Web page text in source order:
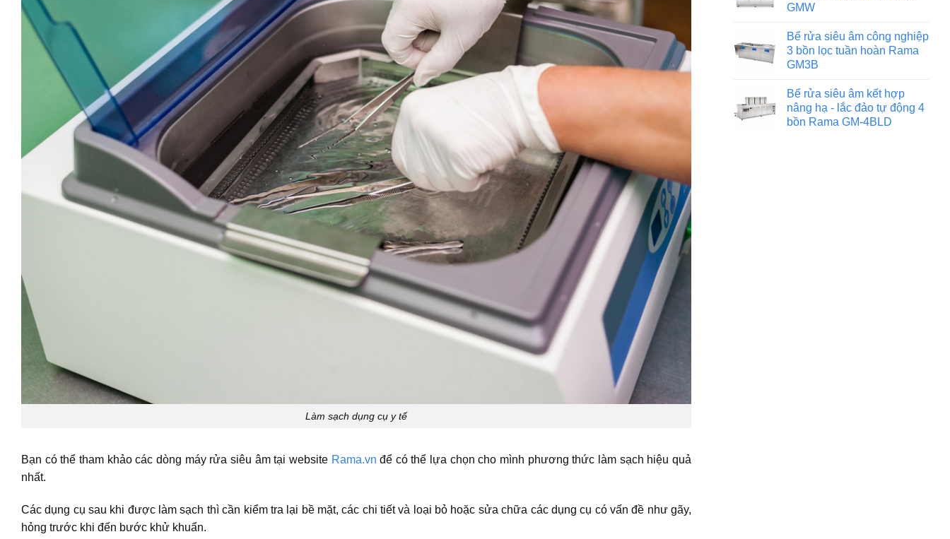
Làm sạch dụng cụ y tế
Bạn có thể tham khảo các dòng máy rửa siêu âm tại website Rama.vn để có thể lựa chọn cho mình phương thức làm sạch hiệu quả
nhất.
Các dụng cụ sau khi được làm sạch thì cần kiểm tra lại bề mặt, các chi tiết và loại bỏ hoặc sửa chữa các dụng cụ có vấn đề như gãy,
hỏng trước khi đến bước khử khuẩn.
GMW
Bể rửa siêu âm công nghiệp
3 bồn lọc tuần hoàn Rama
GM3B
Bể rửa siêu âm kết hợp
nâng hạ - lắc đảo tự động 4
bồn Rama GM-4BLD